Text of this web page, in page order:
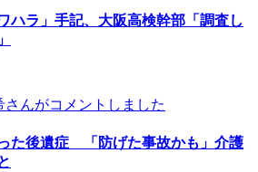
ハラ」手記、大阪高検幹部「調査し
さんがコメントしました
た後遺症 「防げた事故かも」介護